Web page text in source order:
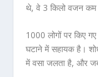
थे, वे 3 किलो वजन कम
1000 लोगों पर किए
घटाने में सहायक है।
में वसा जलता है, और